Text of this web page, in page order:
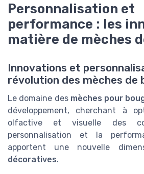
Personnalisation et
performance : les
matière de mèches
Innovations et
révolution des mèches de
Le domaine des mèches pour
développement, cherchant à
olfactive et visuelle des
personnalisation et la
apportent une nouvelle
décoratives.